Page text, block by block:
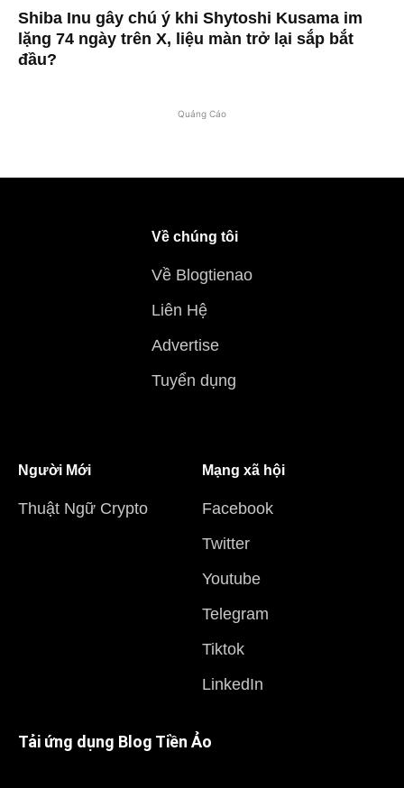
Shiba Inu gây chú ý khi Shytoshi Kusama im
lặng 74 ngày trên X, liệu màn trở lại sắp bắt
đầu?
Quảng Cáo
Về chúng tôi
Về Blogtienao
Liên Hệ
Advertise
Tuyển dụng
Người Mới
Thuật Ngữ Crypto
Mạng xã hội
Facebook
Twitter
Youtube
Telegram
Tiktok
LinkedIn
Tải ứng dụng Blog Tiền Ảo